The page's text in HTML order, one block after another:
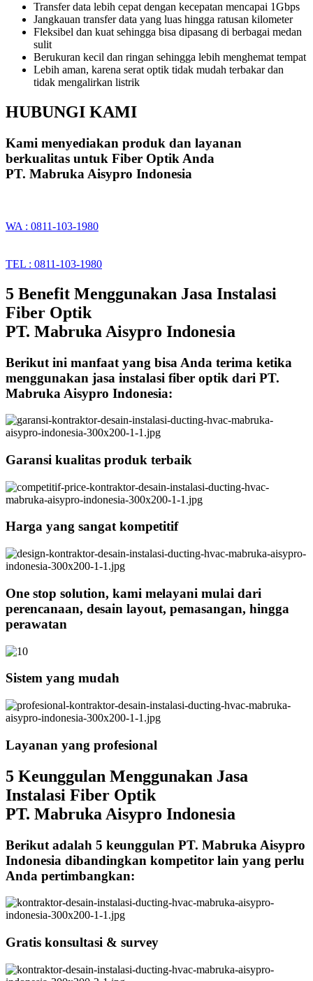
Transfer data lebih cepat dengan kecepatan mencapai 1Gbps
Jangkauan transfer data yang luas hingga ratusan kilometer
Fleksibel dan kuat sehingga bisa dipasang di berbagai medan
sulit
Berukuran kecil dan ringan sehingga lebih menghemat tempat
Lebih aman, karena serat optik tidak mudah terbakar dan
tidak mengalirkan listrik
HUBUNGI KAMI
Kami menyediakan produk dan layanan
berkualitas untuk Fiber Optik Anda
PT. Mabruka Aisypro Indonesia
WA : 0811-103-1980
TEL : 0811-103-1980
5 Benefit Menggunakan Jasa Instalasi
Fiber Optik
PT. Mabruka Aisypro Indonesia
Berikut ini manfaat yang bisa Anda terima ketika
menggunakan jasa instalasi fiber optik dari PT.
Mabruka Aisypro Indonesia:
Garansi kualitas produk terbaik
Harga yang sangat kompetitif
One stop solution, kami melayani mulai dari
perencanaan, desain layout, pemasangan, hingga
perawatan
Sistem yang mudah
Layanan yang profesional
5 Keunggulan Menggunakan Jasa
Instalasi Fiber Optik
PT. Mabruka Aisypro Indonesia
Berikut adalah 5 keunggulan PT. Mabruka Aisypro
Indonesia dibandingkan kompetitor lain yang perlu
Anda pertimbangkan:
Gratis konsultasi & survey